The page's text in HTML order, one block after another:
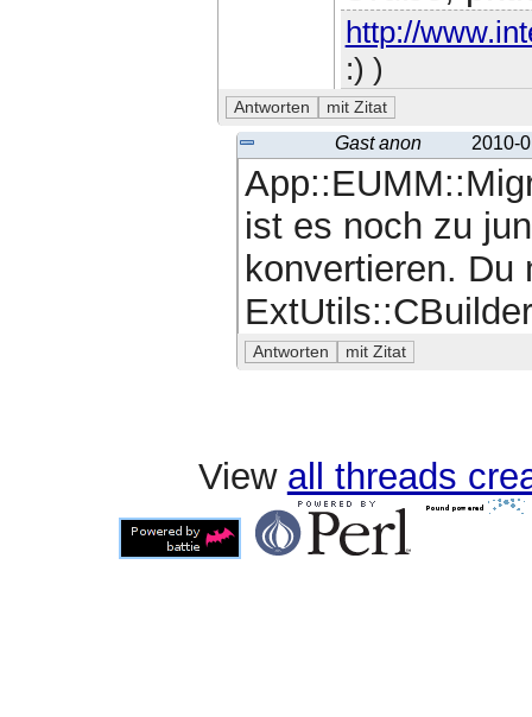
http://
:) )
Gast anon 2010-
ist es noch zu
konvertieren. Du
View all threads